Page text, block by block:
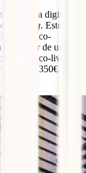
nómada digital,
co-living. Estos
o co-
vivir de una
de un co-living
desde 350€ al